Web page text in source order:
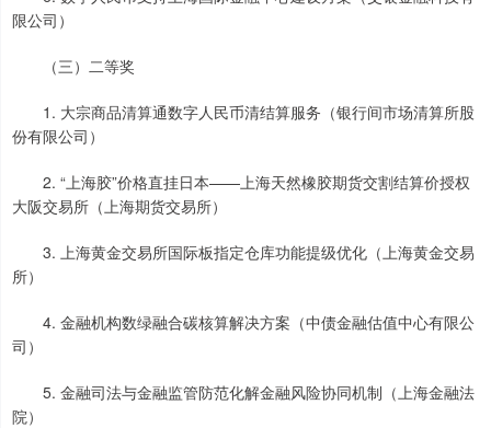
限公司）
（三）二等奖
1. 大宗商品清算通数字人民币清结算服务（银行间市场清算所股
份有限公司）
2. “上海胶”价格直挂日本——上海天然橡胶期货交割结算价授权
大阪交易所（上海期货交易所）
3. 上海黄金交易所国际板指定仓库功能提级优化（上海黄金交易
所）
4. 金融机构数绿融合碳核算解决方案（中债金融估值中心有限公
司）
5. 金融司法与金融监管防范化解金融风险协同机制（上海金融法
院）